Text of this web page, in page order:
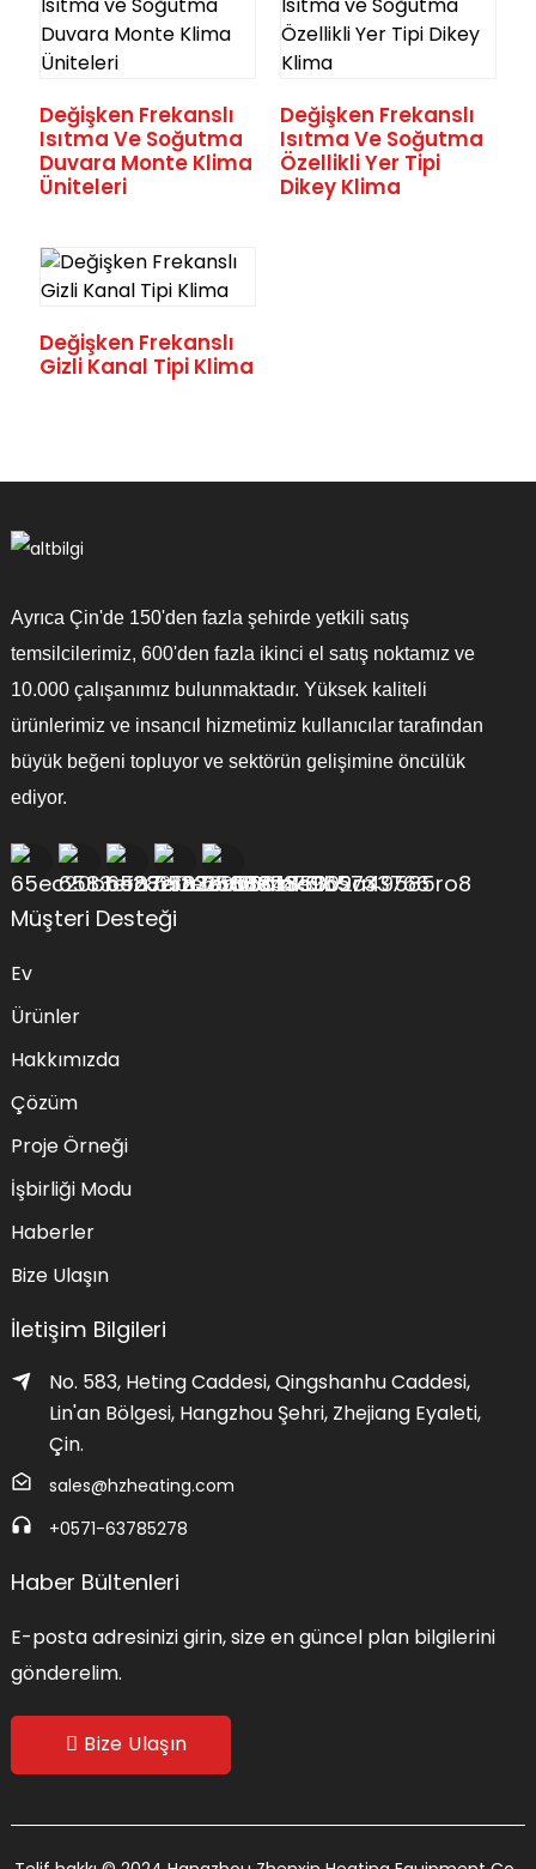
Değişken Frekanslı
Isıtma Ve Soğutma
Duvara Monte Klima
Üniteleri
Değişken Frekanslı
Isıtma Ve Soğutma
Özellikli Yer Tipi
Dikey Klima
Değişken Frekanslı
Gizli Kanal Tipi Klima
Ayrıca Çin'de 150'den fazla şehirde yetkili satış
temsilcilerimiz, 600'den fazla ikinci el satış noktamız ve
10.000 çalışanımız bulunmaktadır. Yüksek kaliteli
ürünlerimiz ve insancıl hizmetimiz kullanıcılar tarafından
büyük beğeni topluyor ve sektörün gelişimine öncülük
ediyor.
Müşteri Desteği
Ev
Ürünler
Hakkımızda
Çözüm
Proje Örneği
İşbirliği Modu
Haberler
Bize Ulaşın
İletişim Bilgileri
No. 583, Heting Caddesi, Qingshanhu Caddesi,
Lin'an Bölgesi, Hangzhou Şehri, Zhejiang Eyaleti,
Çin.
sales@hzheating.com
+0571-63785278
Haber Bültenleri
E-posta adresinizi girin, size en güncel plan bilgilerini
gönderelim.
Bize Ulaşın